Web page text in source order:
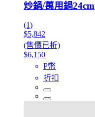
炒鍋/萬用鍋24cm
(1)
$5,842
(售價已折)
$6,150
P幣
折扣